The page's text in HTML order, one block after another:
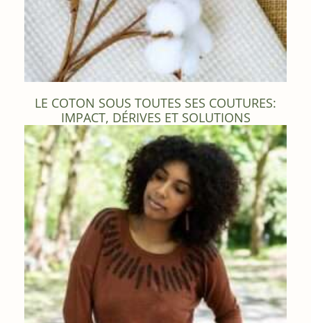
LE COTON SOUS TOUTES SES COUTURES:
IMPACT, DÉRIVES ET SOLUTIONS